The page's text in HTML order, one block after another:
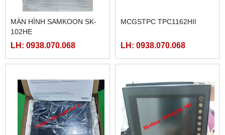
MÀN HÌNH SAMKOON SK-
102HE
LH: 0938.070.068
MCGSTPC TPC1162HII
LH: 0938.070.068